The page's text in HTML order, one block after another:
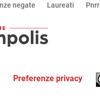
negate Laureati Pnrr
Preferenze privacy